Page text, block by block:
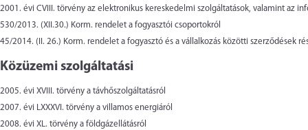
2001. évi CVIII. törvény az elektronikus kereskedelmi szolgáltatások, valamint az
530/2013. (XII.30.) Korm. rendelet a fogyasztói csoportokról
45/2014. (II. 26.) Korm. rendelet a fogyasztó és a vállalkozás közötti szerződések
Közüzemi szolgáltatási
2005. évi XVIII. törvény a távhőszolgáltatásról
2007. évi LXXXVI. törvény a villamos energiáról
2008. évi XL. törvény a földgázellátásról